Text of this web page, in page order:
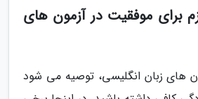
برای موفقیت در آزمون های
های زبان انگلیسی، توصیه می شود